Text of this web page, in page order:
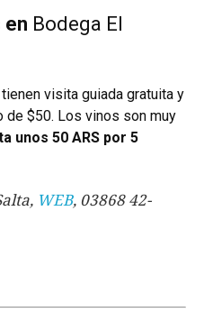
en Bodega El
visita guiada gratuita y
de $50. Los vinos son muy
unos 50 ARS por 5
WEB, 03868 42-